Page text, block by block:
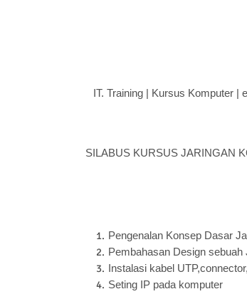
IT. Training | Kursus Komputer |
SILABUS KURSUS JARINGAN
Pengenalan Konsep Dasar
Pembahasan Design sebuah
Instalasi kabel
Seting IP pada komputer